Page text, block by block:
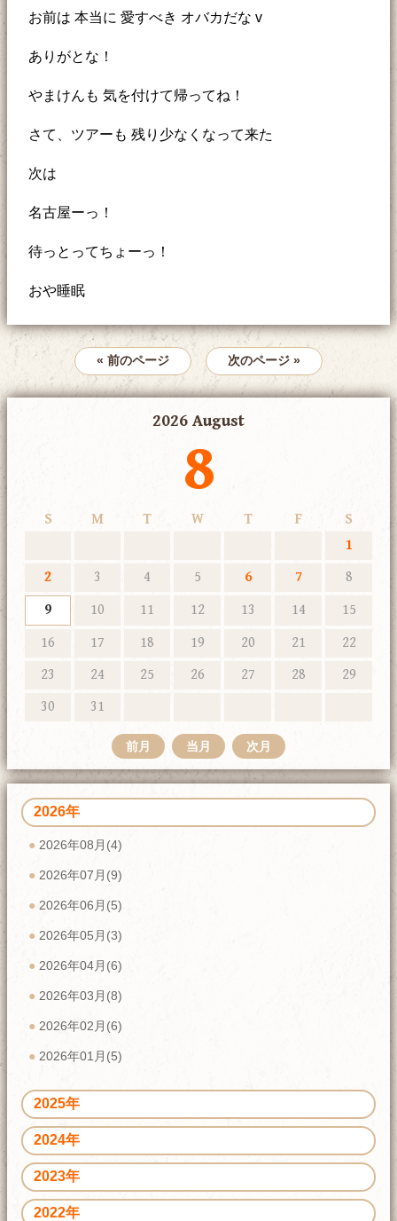
お前は 本当に 愛すべき オバカだな v
ありがとな！
やまけんも 気を付けて帰ってね！
さて、ツアーも 残り少なくなって来た
次は
名古屋ーっ！
待っとってちょーっ！
おや睡眠
« 前のページ 次のページ »
2026 August
8
S M T W T F
S
1
2
3 4 5 6 7
8
9
10 11 12 13 14
15
16
17 18 19 20 21
22
23
24 25 26 27 28
29
30
31
前月 当月 次月
2026年
2026年08月(4)
2026年07月(9)
2026年06月(5)
2026年05月(3)
2026年04月(6)
2026年03月(8)
2026年02月(6)
2026年01月(5)
2025年
2024年
2023年
2022年